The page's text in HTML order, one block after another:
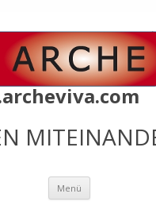
Menü Zum
springen